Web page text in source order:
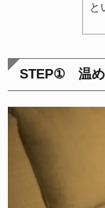
と
STEP① 温め